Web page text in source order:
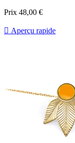
Prix 48,00 €
 Aperçu rapide